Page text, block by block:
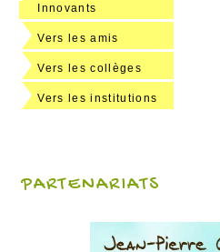
Innovants
Vers les amis
Vers les collèges
Vers les institutions
PARTENARIATS